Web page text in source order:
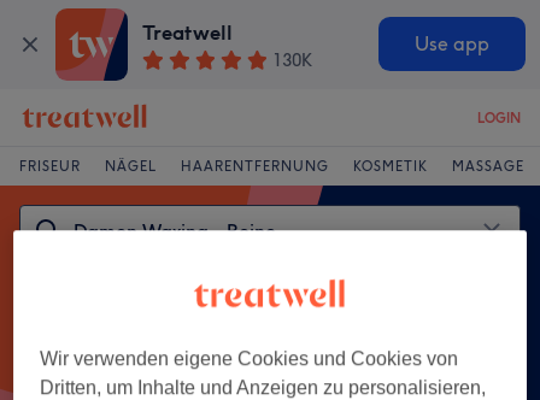
Treatwell
130K
Use app
LOGIN
FRISEUR NÄGEL HAARENTFERNUNG KOSMETIK MASSAGE
Wir verwenden eigene Cookies und Cookies von
Dritten, um Inhalte und Anzeigen zu personalisieren,